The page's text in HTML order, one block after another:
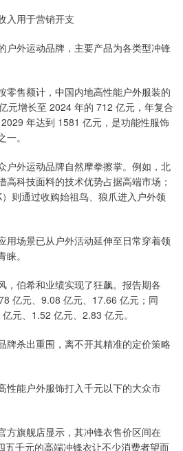
入用于营销开支
户外运动品牌，主要产品为各类型冲锋
零售额计，中国内地高性能户外服装的
元增长至 2024 年的 712 亿元，年复合
年达到 1581 亿元，是功能性服饰
。
户外运动品牌自然摩拳擦掌。例如，北
科技面料的技术优势占据高端市场；
则通过收购始祖鸟、狼爪进入户外领
用场景已从户外活动延伸至日常穿着领
。
，伯希和业绩实现了狂飙。报告期各
亿元、9.08 亿元、17.66 亿元；同
元、1.52 亿元、2.83 亿元。
牌杀出重围，离不开其精准的定价策略
性能户外服饰打入千元以下的大众市
方旗舰店显示，其冲锋衣售价区间在
千元的高端冲锋衣让不少消费者望而